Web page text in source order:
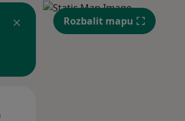
Rozbalit mapu